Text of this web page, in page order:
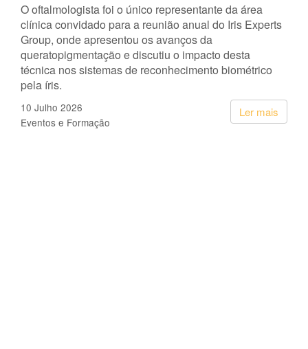
O oftalmologista foi o único representante da área
clínica convidado para a reunião anual do Iris Experts
Group, onde apresentou os avanços da
queratopigmentação e discutiu o impacto desta
técnica nos sistemas de reconhecimento biométrico
pela íris.
Ler mais
10 Julho 2026
Eventos e Formação